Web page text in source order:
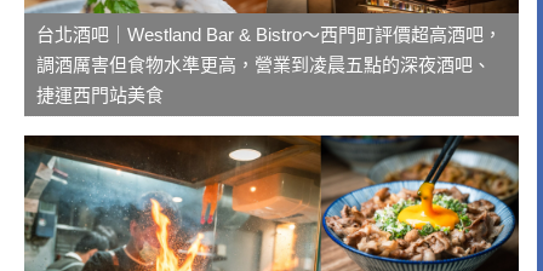
台北酒吧｜Westland Bar & Bistro～西門町評價超高酒吧，
調酒厲害但食物水準更高，營業到凌晨五點的深夜酒吧、
捷運西門站美食